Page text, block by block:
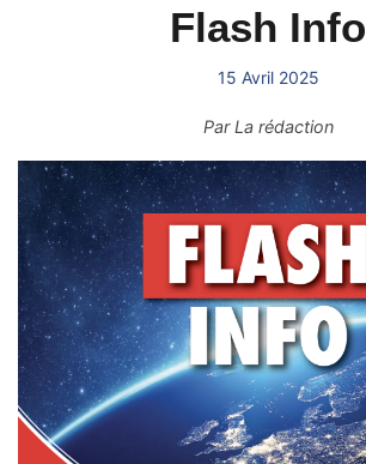
Flash Info
15 Avril 2025
ParLa rédaction